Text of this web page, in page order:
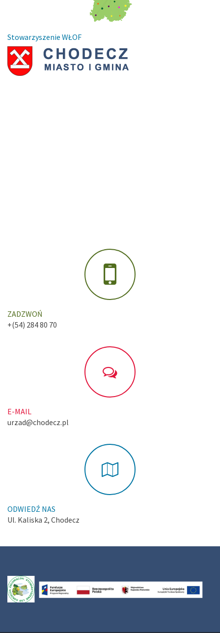
Stowarzyszenie WŁOF
ZADZWOŃ
+(54) 284 80 70
E-MAIL
urzad@chodecz.pl
ODWIEDŹ NAS
Ul. Kaliska 2, Chodecz